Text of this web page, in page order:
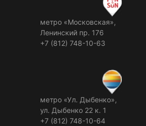
метро «Московская»,
Ленинский пр. 176
+7 (812) 748-10-63
метро «Ул. Дыбенко»,
ул. Дыбенко 22 к. 1
+7 (812) 748-10-64